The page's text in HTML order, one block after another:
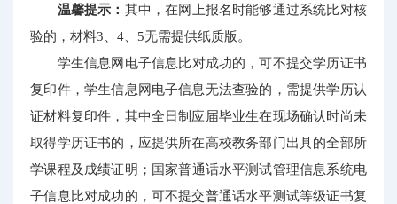
温馨提示： 其中，在网上报名时能够通过系统比对核
验的，材料3、4、5无需提供纸质版。
学生信息网电子信息比对成功的，可不提交学历证书
复印件，学生信息网电子信息无法查验的，需提供学历认
证材料复印件，其中全日制应届毕业生在现场确认时尚未
取得学历证书的，应提供所在高校教务部门出具的全部所
学课程及成绩证明；国家普通话水平测试管理信息系统电
子信息比对成功的，可不提交普通话水平测试等级证书复